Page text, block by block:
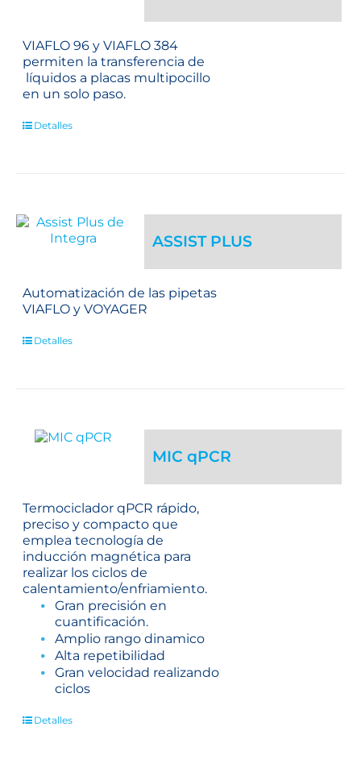
VIAFLO 96 y VIAFLO 384
permiten la transferencia de
líquidos a placas multipocillo
en un solo paso.
Detalles
ASSIST PLUS
Automatización de las pipetas
VIAFLO y VOYAGER
Detalles
MIC qPCR
Termociclador qPCR rápido,
preciso y compacto que
emplea tecnología de
inducción magnética para
realizar los ciclos de
calentamiento/enfriamiento.
Gran precisión en
cuantificación.
Amplio rango dinamico
Alta repetibilidad
Gran velocidad realizando
ciclos
Detalles